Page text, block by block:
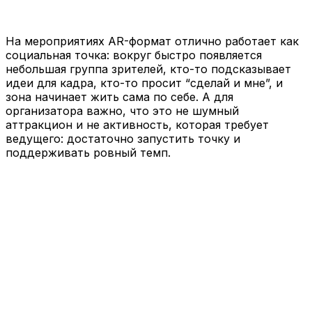
На мероприятиях AR-формат отлично работает как
социальная точка: вокруг быстро появляется
небольшая группа зрителей, кто-то подсказывает
идеи для кадра, кто-то просит “сделай и мне”, и
зона начинает жить сама по себе. А для
организатора важно, что это не шумный
аттракцион и не активность, которая требует
ведущего: достаточно запустить точку и
поддерживать ровный темп.